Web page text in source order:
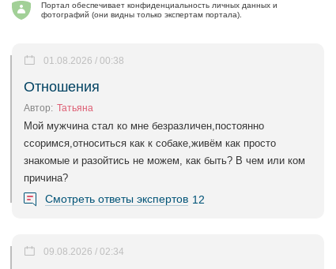
Портал обеспечивает конфиденциальность личных данных и
фотографий (они видны только экспертам портала).
Отношения
01.08.2026 / 00:38
Автор: Татьяна
Мой мужчина стал ко мне безразличен,постоянно
ссоримся,относиться как к собаке,живём как просто
знакомые и разойтись не можем, как быть? В чем или ком
причина?
Смотреть ответы экспертов 12
09.08.2026 / 02:34